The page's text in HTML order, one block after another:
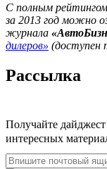
С полным рейтингом
за 2013 год можно
журнала
дилеров» (доступен
Рассылка
Получайте
интересных